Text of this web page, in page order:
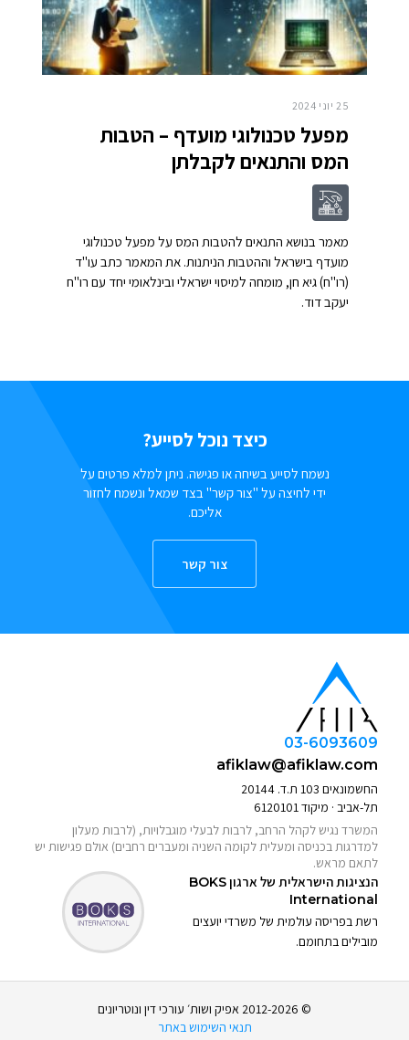
25 יוני 2024
מפעל טכנולוגי מועדף – הטבות
המס והתנאים לקבלתן
מאמר בנושא התנאים להטבות המס על מפעל טכנולוגי
מועדף בישראל וההטבות הניתנות. את המאמר כתב עו"ד
(רו"ח) גיא חן, מומחה למיסוי ישראלי ובינלאומי יחד עם רו"ח
יעקב דוד.
כיצד נוכל לסייע?
נשמח לסייע בשיחה או פגישה. ניתן למלא פרטים על
ידי לחיצה על "צור קשר" בצד שמאל ונשמח לחזור
אליכם.
צור קשר
03-6093609
afiklaw@afiklaw.com
החשמונאים 103 ת.ד. 20144
תל-אביב · מיקוד 6120101
המשרד נגיש לקהל הרחב, לרבות לבעלי מוגבלויות, (לרבות מעלון
למדרגות בכניסה ומעלית לקומה השניה ומעברים רחבים) אולם פגישות יש
לתאם מראש.
הנציגות הישראלית של ארגוןBOKS
International
רשת בפריסה עולמית של משרדי יועצים
מובילים בתחומם.
© 2012-2026 אפיק ושות׳ עורכי דין ונוטריונים
תנאי השימוש באתר